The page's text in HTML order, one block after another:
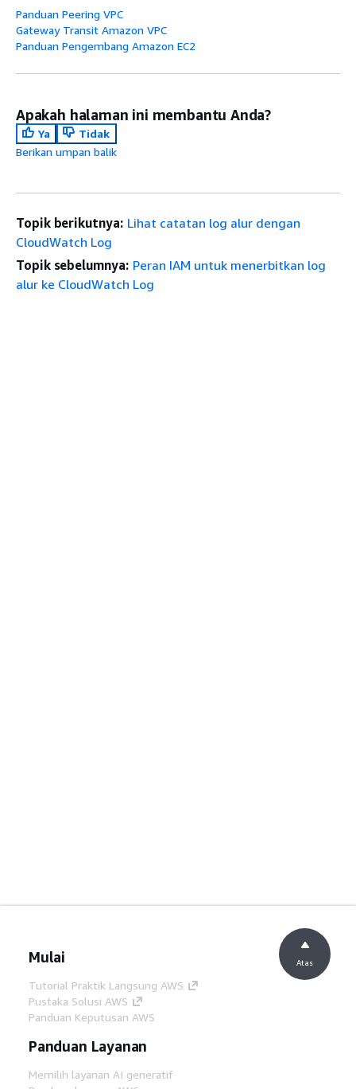
Panduan Peering VPC
Gateway Transit Amazon VPC
Panduan Pengembang Amazon EC2
Apakah halaman ini membantu Anda?
Ya
Tidak
Berikan umpan balik
Topik berikutnya: Lihat catatan log alur dengan
CloudWatch Log
Topik sebelumnya: Peran IAM untuk menerbitkan log
alur ke CloudWatch Log
Mulai
Tutorial Praktik Langsung AWS
Pustaka Solusi AWS
Panduan Keputusan AWS
Panduan Layanan
Memilih layanan AI generatif
Atas